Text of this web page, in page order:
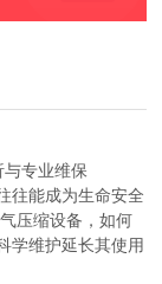
专业维保
往能成为生命安全
压缩设备，如何
学维护延长其使用